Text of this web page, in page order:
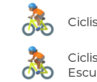
🚴🏽
🚴🏾